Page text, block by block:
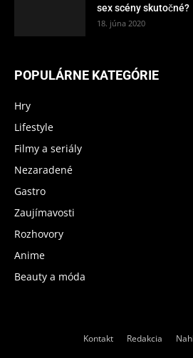
sex scény skutočné?
18. júna 2020
POPULÁRNE KATEGÓRIE
Hry
Lifestyle
Filmy a seriály
Nezaradené
Gastro
Zaujímavosti
Rozhovory
Anime
Beauty a móda
Kontakt Redakcia